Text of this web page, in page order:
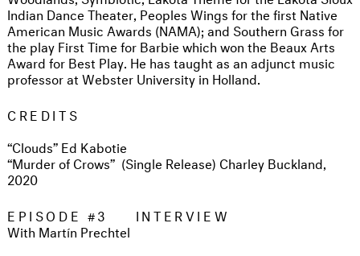
Indian Dance Theater, Peoples Wings for the first Native
American Music Awards (NAMA); and Southern Grass for
the play First Time for Barbie which won the Beaux Arts
Award for Best Play. He has taught as an adjunct music
professor at Webster University in Holland.
CREDITS
“Clouds” Ed Kabotie
“Murder of Crows” (Single Release) Charley Buckland,
2020
EPISODE #3 INTERVIEW
With Martín Prechtel